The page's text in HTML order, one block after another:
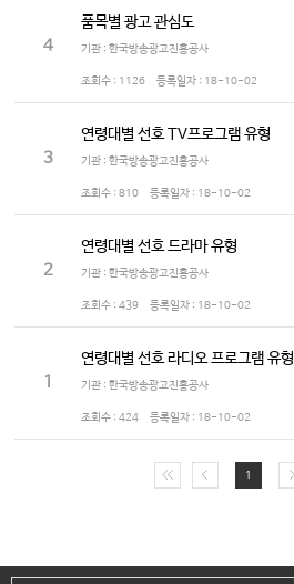
4
품목별 광고 관심도
기관 : 한국방송광고진흥공사
조회수 : 1126 등록일자 : 18-10-02
3
연령대별 선호 TV프로그램 유형
기관 : 한국방송광고진흥공사
조회수 : 810 등록일자 : 18-10-02
2
연령대별 선호 드라마 유형
기관 : 한국방송광고진흥공사
조회수 : 439 등록일자 : 18-10-02
1
연령대별 선호 라디오 프로그램 유형
기관 : 한국방송광고진흥공사
조회수 : 424 등록일자 : 18-10-02
1